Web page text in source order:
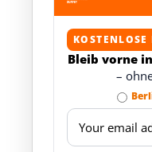
Bleib vorne
–